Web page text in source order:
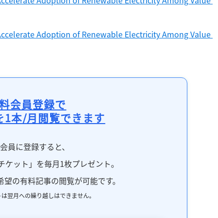
Adoption of Renewable Electricity Among Value
会員登録で
1本/月閲覧できます
員に登録すると、
ケット」を毎月1枚プレゼント。
の有料記事の閲覧が可能です。
翌月への繰り越しはできません。